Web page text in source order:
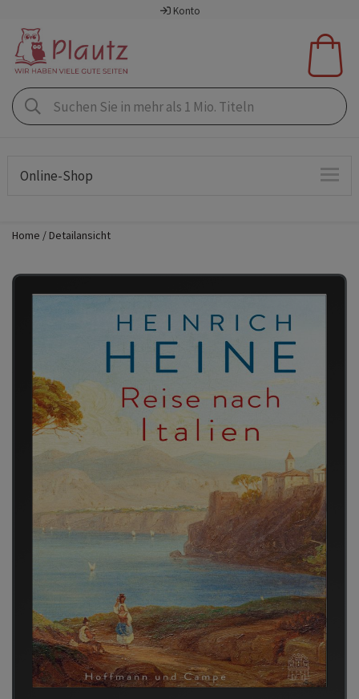
Konto
Online-Shop
Home Detailansicht